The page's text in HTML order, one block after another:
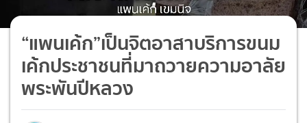
“แพนเค้ก”เป็นจิตอาสาบริการขนม
เค้กประชาชนที่มาถวายความอาลัย
พระพันปีหลวง